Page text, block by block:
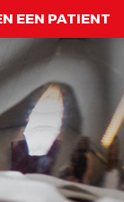
EEN PATIENT